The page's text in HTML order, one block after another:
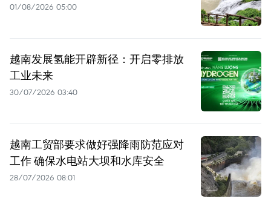
01/08/2026 05:00
越南发展氢能开辟新径：开启零排放
工业未来
30/07/2026 03:40
越南工贸部要求做好强降雨防范应对
工作 确保水电站大坝和水库安全
28/07/2026 08:01